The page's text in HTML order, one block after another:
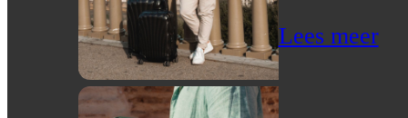
Lees meer